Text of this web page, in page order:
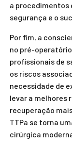
a procedimentos
segurança e o
Por fim, a
no pré-
profissionais de
os riscos
necessidade de
levar a melhores
recuperação
TTPa se torna
cirúrgica